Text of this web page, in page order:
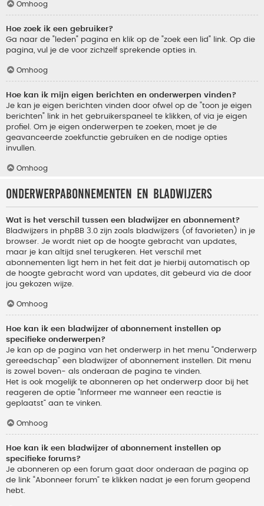
Omhoog
Hoe zoek ik een gebruiker?
Ga naar de "leden" pagina en klik op de "zoek een lid" link. Op die
pagina, vul je de voor zichzelf sprekende opties in.
Omhoog
Hoe kan ik mijn eigen berichten en onderwerpen vinden?
Je kan je eigen berichten vinden door ofwel op de "toon je eigen
berichten" link in het gebruikerspaneel te klikken, of via je eigen
profiel. Om je eigen onderwerpen te zoeken, moet je de
geavanceerde zoekfunctie gebruiken en de nodige opties
invullen.
Omhoog
Onderwerpabonnementen en bladwijzers
Wat is het verschil tussen een bladwijzer en abonnement?
Bladwijzers in phpBB 3.0 zijn zoals bladwijzers (of favorieten) in je
browser. Je wordt niet op de hoogte gebracht van updates,
maar je kan altijd snel terugkeren. Het verschil met
abonnementen ligt hem in het feit dat je hierbij automatisch op
de hoogte gebracht word van updates, dit gebeurd via de door
jou gekozen wijze.
Omhoog
Hoe kan ik een bladwijzer of abonnement instellen op
specifieke onderwerpen?
Je kan op de pagina van het onderwerp in het menu “Onderwerp
gereedschap” een bladwijzer of abonnement instellen. Dit menu
is zowel boven- als onderaan de pagina te vinden.
Het is ook mogelijk te abonneren op het onderwerp door bij het
reageren de optie “Informeer me wanneer een reactie is
geplaatst” aan te vinken.
Omhoog
Hoe kan ik een bladwijzer of abonnement instellen op
specifieke forums?
Je abonneren op een forum gaat door onderaan de pagina op
de link “Abonneer forum” te klikken nadat je een forum geopend
hebt.